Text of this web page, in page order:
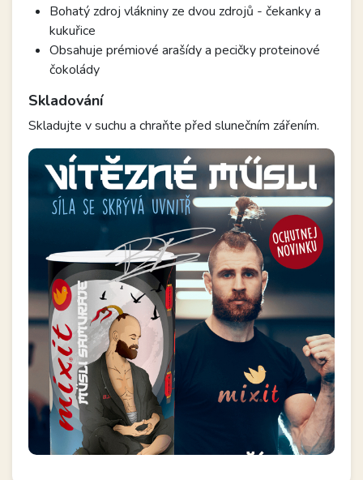
Bohatý zdroj vlákniny ze dvou zdrojů - čekanky a
kukuřice
Obsahuje prémiové arašídy a pecičky proteinové
čokolády
Skladování
Skladujte v suchu a chraňte před slunečním zářením.